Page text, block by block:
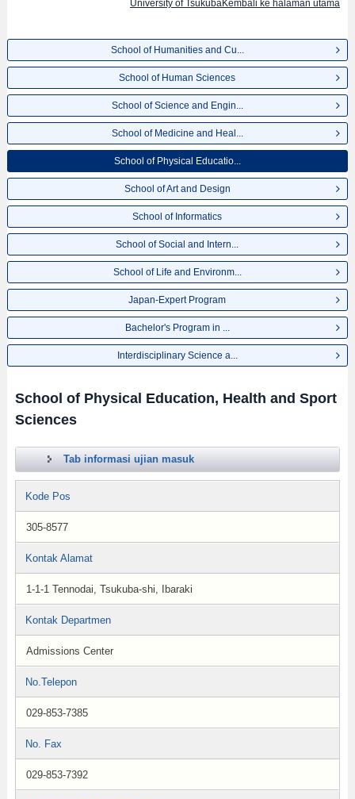
seperti kuota untuk jumlah pendaftar dan jumlah kelulusan ujian masuk
University of TsukubaKembali ke halaman utama
School of Humanities and Cu...
School of Human Sciences
School of Science and Engin...
School of Medicine and Heal...
School of Physical Educatio...
School of Art and Design
School of Informatics
School of Social and Intern...
School of Life and Environm...
Japan-Expert Program
Bachelor's Program in ...
Interdisciplinary Science a...
School of Physical Education, Health and Sport
Sciences
Tab informasi ujian masuk
Kode Pos
305-8577
Kontak Alamat
1-1-1 Tennodai, Tsukuba-shi, Ibaraki
Kontak Departmen
Admissions Center
No.Telepon
029-853-7385
No. Fax
029-853-7392